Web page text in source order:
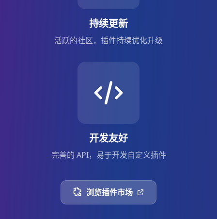
持续更新
活跃的社区，插件持续优化升级
开发友好
完善的 API，易于开发自定义插件
浏览插件市场